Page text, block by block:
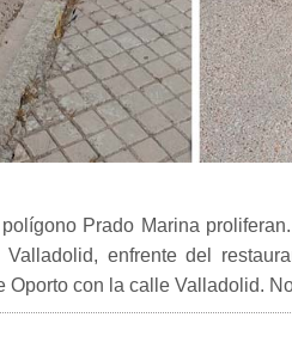
Prado Marina
enfrente del
Oporto con la calle Valladolid.